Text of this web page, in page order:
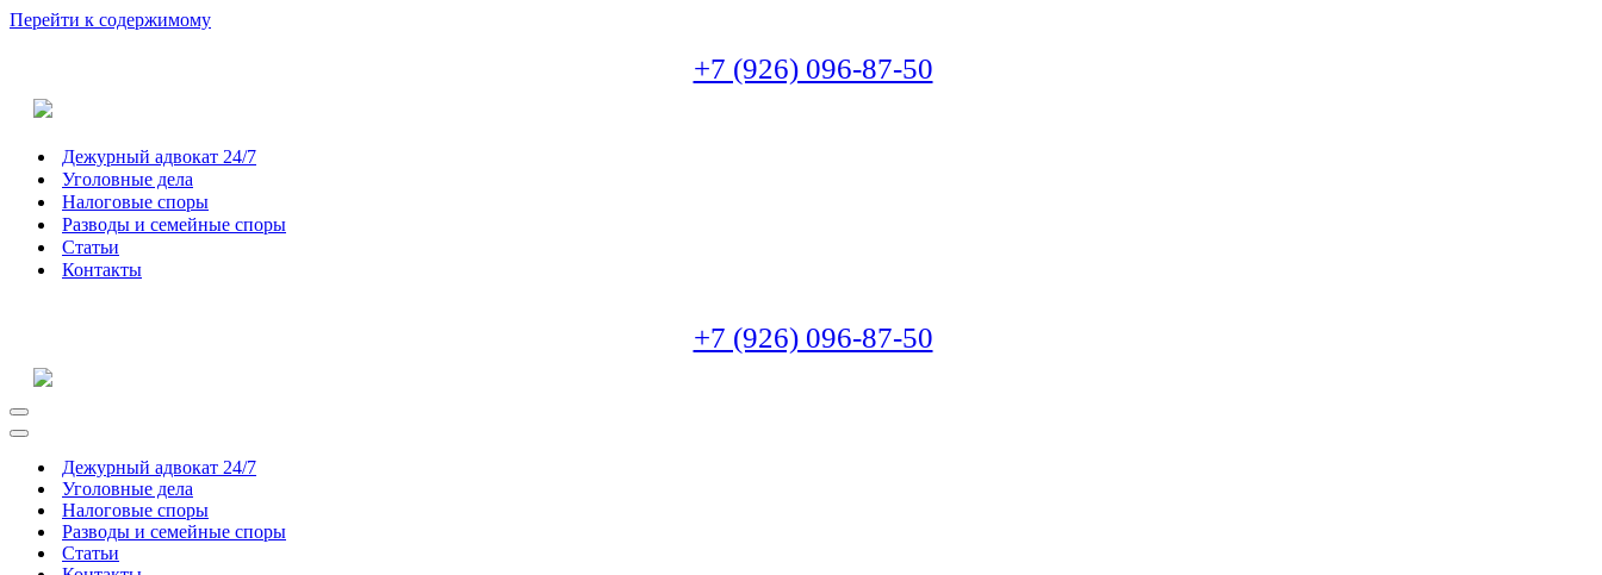
Перейти к содержимому
+7 (926) 096-87-50
Дежурный адвокат 24/7
Уголовные дела
Налоговые споры
Разводы и семейные споры
Статьи
Контакты
+7 (926) 096-87-50
Меню
навигации
Меню
навигацииДежурный адвокат 24/7
Уголовные дела
Налоговые споры
Разводы и семейные споры
Статьи